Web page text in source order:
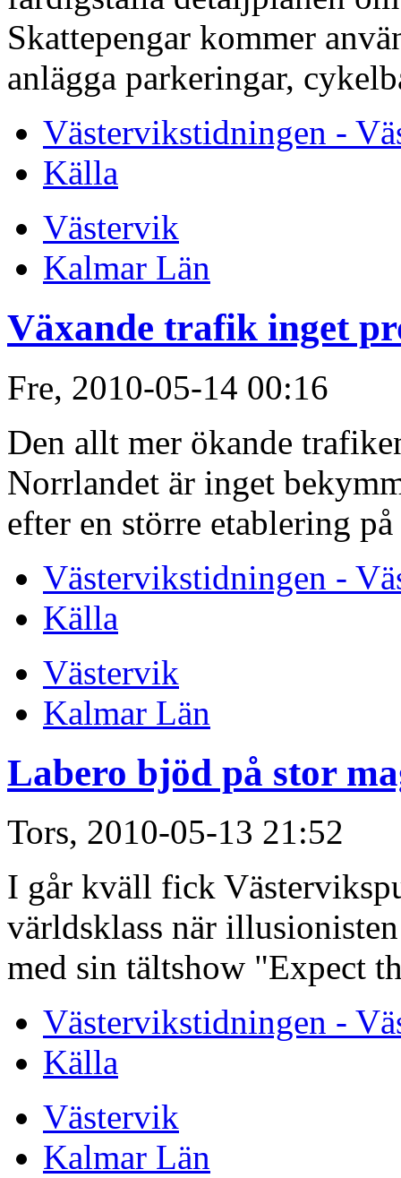
Skattepengar kommer
anlägga parkeringar,
Västervikstidningen -
Källa
Västervik
Kalmar Län
Växande trafik inget
Fre, 2010-05-14 00:16
Den allt mer ökande
Norrlandet är inget
efter en större etablering
Västervikstidningen -
Källa
Västervik
Kalmar Län
Labero bjöd på stor
Tors, 2010-05-13 21:52
I går kväll fick
världsklass när
med sin tältshow "Expect
Västervikstidningen -
Källa
Västervik
Kalmar Län